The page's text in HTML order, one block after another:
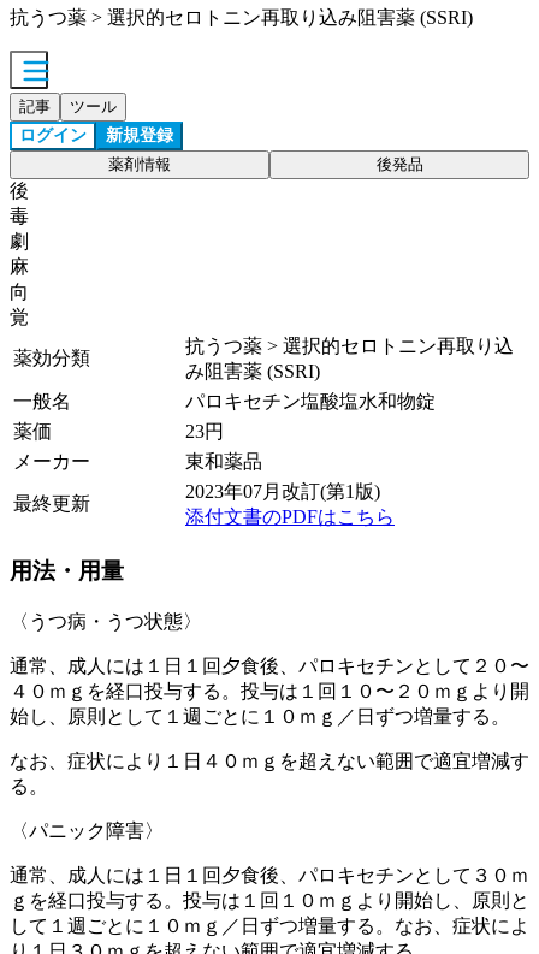
抗うつ薬 > 選択的セロトニン再取り込み阻害薬 (SSRI)
記事 ツール
ログイン 新規登録
薬剤情報 後発品
後
毒
劇
麻
向
覚
薬効分類
抗うつ薬 > 選択的セロトニン再取り込
み阻害薬 (SSRI)
一般名
パロキセチン塩酸塩水和物錠
薬価
23円
メーカー
東和薬品
最終更新
2023年07月改訂(第1版)
添付文書のPDFはこちら
用法・用量
〈うつ病・うつ状態〉
通常、成人には１日１回夕食後、パロキセチンとして２０〜
４０ｍｇを経口投与する。投与は１回１０〜２０ｍｇより開
始し、原則として１週ごとに１０ｍｇ／日ずつ増量する。
なお、症状により１日４０ｍｇを超えない範囲で適宜増減す
る。
〈パニック障害〉
通常、成人には１日１回夕食後、パロキセチンとして３０ｍ
ｇを経口投与する。投与は１回１０ｍｇより開始し、原則と
して１週ごとに１０ｍｇ／日ずつ増量する。なお、症状によ